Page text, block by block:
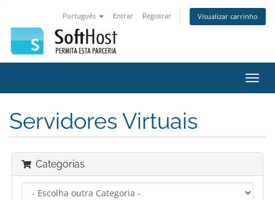
Português Entrar Registrar Visualizar carrinho
Servidores Virtuais
Categorias